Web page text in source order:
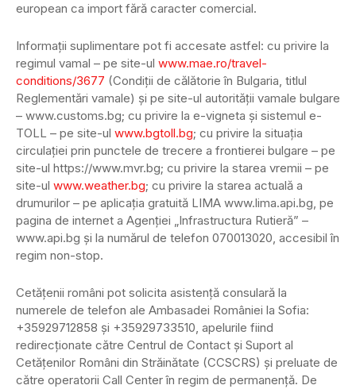
european ca import fără caracter comercial.
Informaţii suplimentare pot fi accesate astfel: cu privire la
regimul vamal – pe site-ul www.mae.ro/travel-
conditions/3677 (Condiţii de călătorie în Bulgaria, titlul
Reglementări vamale) şi pe site-ul autorităţii vamale bulgare
– www.customs.bg; cu privire la e-vigneta şi sistemul e-
TOLL – pe site-ul www.bgtoll.bg; cu privire la situaţia
circulaţiei prin punctele de trecere a frontierei bulgare – pe
site-ul https://www.mvr.bg; cu privire la starea vremii – pe
site-ul www.weather.bg; cu privire la starea actuală a
drumurilor – pe aplicaţia gratuită LIMA www.lima.api.bg, pe
pagina de internet a Agenţiei „Infrastructura Rutieră” –
www.api.bg şi la numărul de telefon 070013020, accesibil în
regim non-stop.
Cetăţenii români pot solicita asistenţă consulară la
numerele de telefon ale Ambasadei României la Sofia:
+35929712858 şi +35929733510, apelurile fiind
redirecţionate către Centrul de Contact şi Suport al
Cetăţenilor Români din Străinătate (CCSCRS) şi preluate de
către operatorii Call Center în regim de permanenţă. De